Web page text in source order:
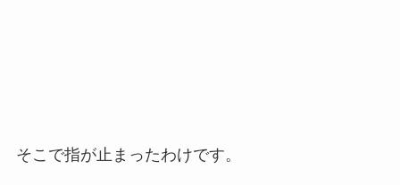
そこで指が止まったわけです。